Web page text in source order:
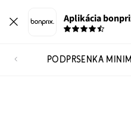
Aplikácia
PODPRSENKA